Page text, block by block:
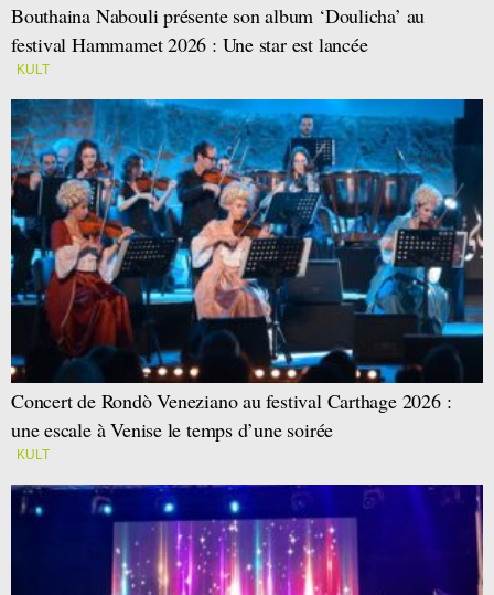
Bouthaina Nabouli présente son album ‘Doulicha’ au
festival Hammamet 2026 : Une star est lancée
KULT
Concert de Rondò Veneziano au festival Carthage 2026 :
une escale à Venise le temps d’une soirée
KULT